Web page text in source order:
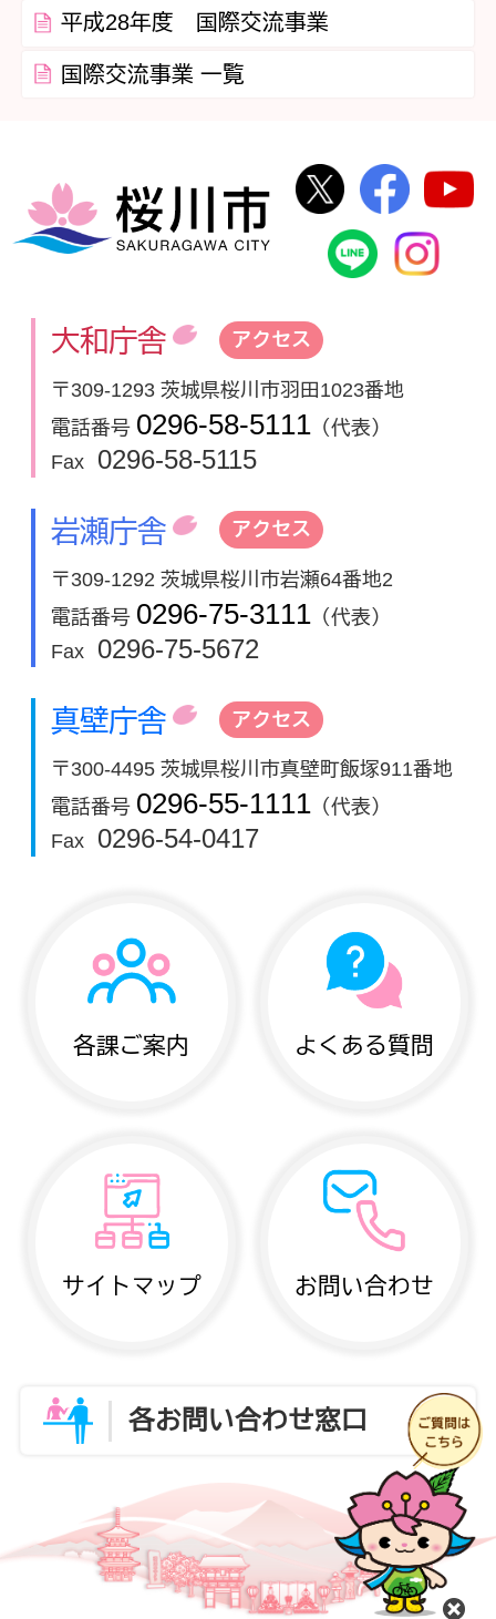
平成28年度 国際交流事業
国際交流事業 一覧
桜川市
桜川市公式
桜川
桜川市公
大和庁舎 アクセス
〒309-1293 茨城県桜川市羽田1023番地
電話番号 0296-58-5111 （代表）
Fax
0296-58-5115
岩瀬庁舎 アクセス
〒309-1292 茨城県桜川市岩瀬64番地2
電話番号 0296-75-3111 （代表）
Fax
0296-75-5672
真壁庁舎 アクセス
〒300-4495 茨城県桜川市真壁町飯塚911番地
電話番号 0296-55-1111 （代表）
Fax
0296-54-0417
各課ご案内 よくある質問
サイトマップ お問い合わせ
各お問い合わせ窓口